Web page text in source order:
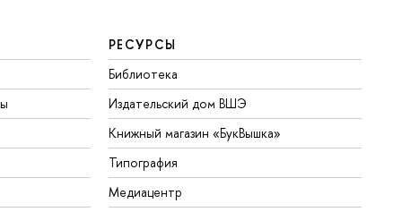
РЕСУРСЫ
Библиотека
Издательский дом ВШЭ
Книжный магазин «БукВышка»
Типография
Медиацентр